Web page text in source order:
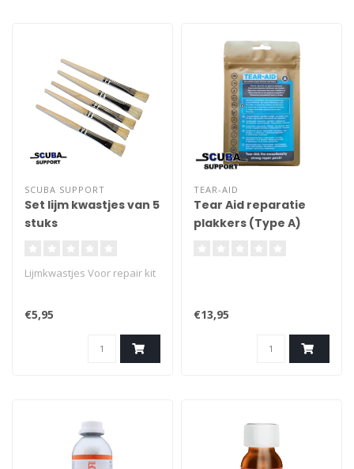
SCUBA SUPPORT
Set lijm kwastjes van 5
stuks
Lijmkwastjes Voor repair kit
€5,95
TEAR-AID
Tear Aid reparatie
plakkers (Type A)
€13,95